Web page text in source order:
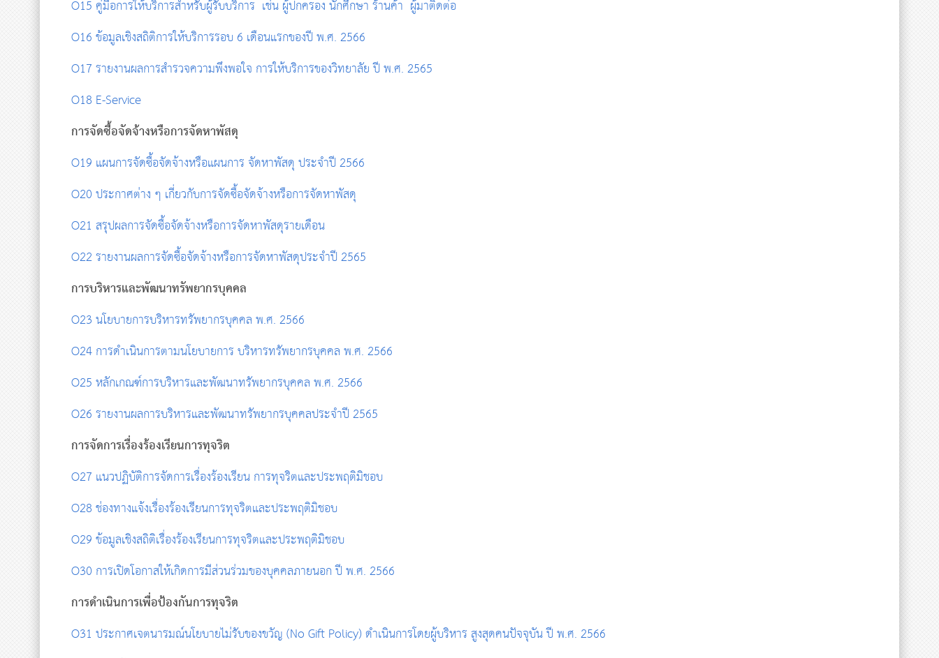
O15 คู่มือการให้บริการสำหรับผู้รับบริการ เช่น ผู้ปกครอง นักศึกษา ร้านค้า ผู้มาติดต่อ
O16 ข้อมูลเชิงสถิติการให้บริการรอบ 6 เดือนแรกของปี พ.ศ. 2566
O17 รายงานผลการสำรวจความพึงพอใจ การให้บริการของวิทยาลัย ปี พ.ศ. 2565
O18 E-Service
การจัดซื้อจัดจ้างหรือการจัดหาพัสดุ
O19 แผนการจัดซื้อจัดจ้างหรือแผนการ จัดหาพัสดุ ประจำปี 2566
O20 ประกาศต่าง ๆ เกี่ยวกับการจัดซื้อจัดจ้างหรือการจัดหาพัสดุ
O21 สรุปผลการจัดซื้อจัดจ้างหรือการจัดหาพัสดุรายเดือน
O22 รายงานผลการจัดซื้อจัดจ้างหรือการจัดหาพัสดุประจำปี 2565
การบริหารและพัฒนาทรัพยากรบุคคล
O23 นโยบายการบริหารทรัพยากรบุคคล พ.ศ. 2566
O24 การดำเนินการตามนโยบายการ บริหารทรัพยากรบุคคล พ.ศ. 2566
O25 หลักเกณฑ์การบริหารและพัฒนาทรัพยากรบุคคล พ.ศ. 2566
O26 รายงานผลการบริหารและพัฒนาทรัพยากรบุคคลประจำปี 2565
การจัดการเรื่องร้องเรียนการทุจริต
O27 แนวปฏิบัติการจัดการเรื่องร้องเรียน การทุจริตและประพฤติมิชอบ
O28 ช่องทางแจ้งเรื่องร้องเรียนการทุจริตและประพฤติมิชอบ
O29 ข้อมูลเชิงสถิติเรื่องร้องเรียนการทุจริตและประพฤติมิชอบ
O30 การเปิดโอกาสให้เกิดการมีส่วนร่วมของบุคคลภายนอก ปี พ.ศ. 2566
การดำเนินการเพื่อป้องกันการทุจริต
O31 ประกาศเจตนารมณ์นโยบายไม่รับของขวัญ (No Gift Policy) ดำเนินการโดยผู้บริหาร สูงสุดคนปัจจุบัน ปี พ.ศ. 2566